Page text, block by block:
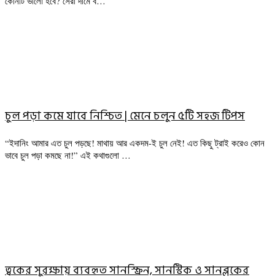
চুল পড়া কমে যাবে নিশ্চিত | মেনে চলুন ৫টি সহজ টিপস
“ইদানিং আমার এত চুল পড়ছে! মাথায় আর একদম-ই চুল নেই! এত কিছু ট্রাই করেও কোন
ভাবে চুল পড়া কমছে না!” এই কথাগুলো …
ত্বকের সুরক্ষায় ব্যবহৃত সানস্ক্রিন, সানস্টিক ও সানব্লকের